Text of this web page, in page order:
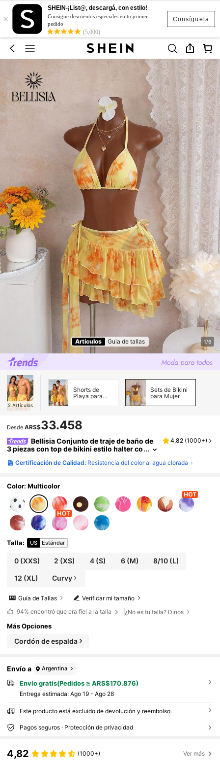
Consíguela
×
SHEIN-¡List@, descargá, con estilo!
Consigue descuentos especiales en tu primer
pedido
(5,000)
Artículos Guia de tallas 1/6
2 Artículos
Shorts de
Playa para
Sets de Bikini
para Mujer
Desde ARS$33.458
Bellisia Conjunto de traje de baño de
3 piezas con top de bikini estilo halter co
ikini con lazos laterales y falda pareo, para v
4,82 (1000+)
Certificación de Calidad: Resistencia del color al agua clorada
Color: Multicolor
Talla: US Estándar
0(XXS) 2 (XS) 4 (S) 6 (M) 8/10 (L)
12 (XL) Curvy
Verificar mi tamaño
Guía de Tallas
94% encontró que era fiel a la talla ¿No es tu talla? Dinos
Más Opciones
Cordón de espalda
Envío a Argentina
Envío gratis(Pedidos ≥ ARS$170.876)
Entrega estimada: Ago 19 - Ago 28
Este producto está excluido de devolución y reembolso.
Pagos seguros · Protección de privacidad
4,82 (1000+) Ver más